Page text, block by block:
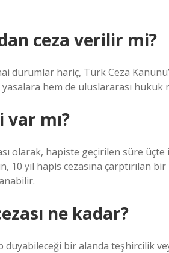
ceza verilir mi?
durumlar hariç, Türk Ceza
hem de uluslararası hukuk
mı?
olarak, hapiste geçirilen süre üçte
yıl hapis cezasına çarptırılan bir
ne kadar?
bir alanda teşhircilik